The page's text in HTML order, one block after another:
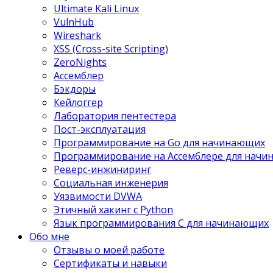
Ultimate Kali Linux
VulnHub
Wireshark
XSS (Cross-site Scripting)
ZeroNights
Ассемблер
Бэкдоры
Кейлоггер
Лаборатория пентестера
Пост-эксплуатация
Программирование на Go для начинающих
Программирование на Ассемблере для
Реверс-инжиниринг
Социальная инженерия
Уязвимости DVWA
Этичный хакинг с Python
Язык программирования С для начинающих
Обо мне
Отзывы о моей работе
Сертификаты и навыки